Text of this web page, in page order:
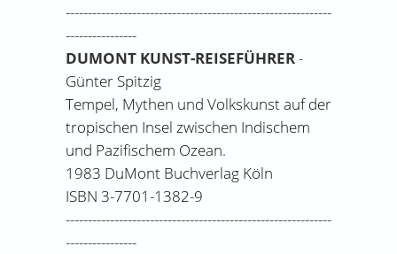
------------------------------------------------------------
----------------
DUMONT KUNST-REISEFÜHRER-
Günter Spitzig
Tempel, Mythen und Volkskunst auf der
tropischen Insel zwischen Indischem
und Pazifischem Ozean.
1983 DuMont Buchverlag Köln
ISBN 3-7701-1382-9
------------------------------------------------------------
----------------